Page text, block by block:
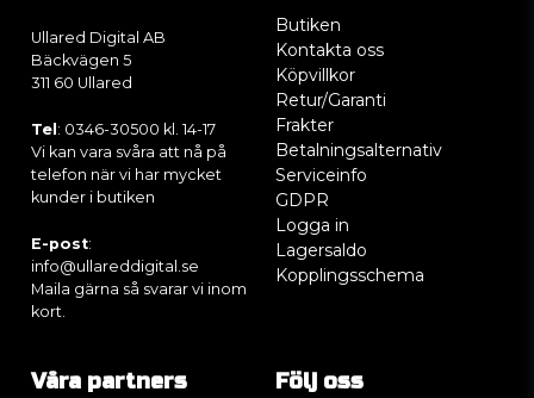
Ullared Digital AB
Bäckvägen 5
311 60 Ullared
Tel : 0346-30500 kl. 14-17
Vi kan vara svåra att nå på
telefon när vi har mycket
kunder i butiken
E-post:
info@ullareddigital.se
Maila gärna så svarar vi inom
kort.
Butiken
Kontakta oss
Köpvillkor
Retur/Garanti
Frakter
Betalningsalternativ
Serviceinfo
GDPR
Logga in
Lagersaldo
Kopplingsschema
Våra partners Följ oss